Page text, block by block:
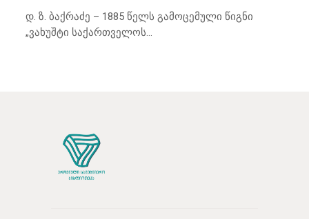
დ. ზ. ბაქრაძე – 1885 წელს გამოცემული წიგნი
„ვახუშტი საქართველოს...